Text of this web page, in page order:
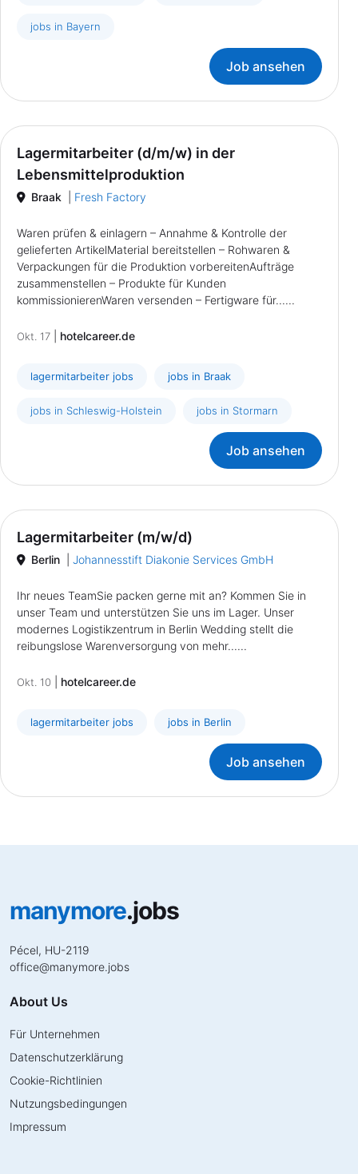
jobs in Bayern
Job ansehen
Lagermitarbeiter (d/m/w) in der
Lebensmittelproduktion
Braak Fresh Factory
Waren prüfen & einlagern – Annahme & Kontrolle der
gelieferten ArtikelMaterial bereitstellen – Rohwaren &
Verpackungen für die Produktion vorbereitenAufträge
zusammenstellen – Produkte für Kunden
kommissionierenWaren versenden – Fertigware für......
Okt. 17 hotelcareer.de
lagermitarbeiter jobs jobs in Braak
jobs in Schleswig-Holstein jobs in Stormarn
Job ansehen
Lagermitarbeiter (m/w/d)
Berlin Johannesstift Diakonie Services GmbH
Ihr neues TeamSie packen gerne mit an? Kommen Sie in
unser Team und unterstützen Sie uns im Lager. Unser
modernes Logistikzentrum in Berlin Wedding stellt die
reibungslose Warenversorgung von mehr......
Okt. 10 hotelcareer.de
lagermitarbeiter jobs jobs in Berlin
Job ansehen
manymore.jobs
Pécel, HU-2119
office@manymore.jobs
About Us
Für Unternehmen
Datenschutzerklärung
Cookie-Richtlinien
Nutzungsbedingungen
Impressum